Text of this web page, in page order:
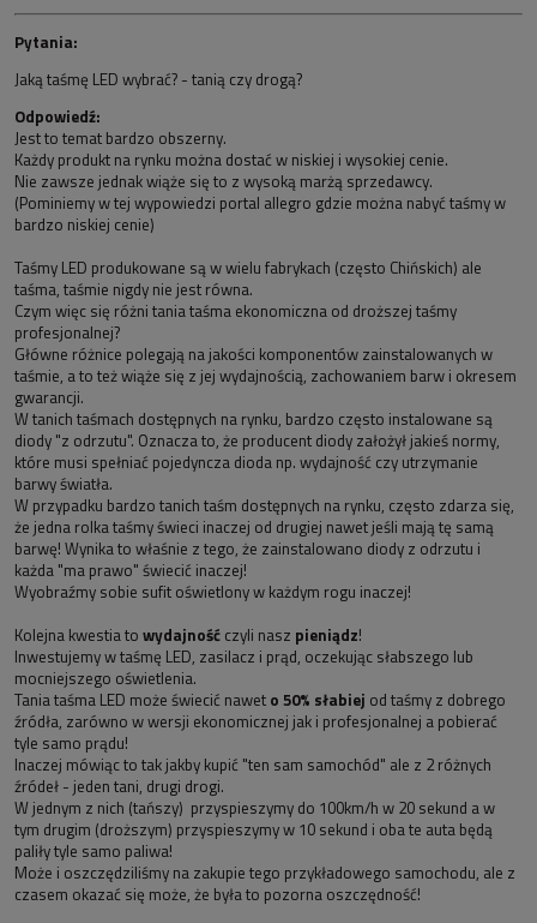
Pytania:
Jaką taśmę LED wybrać? - tanią czy drogą?
Odpowiedź:
Jest to temat bardzo obszerny.
Każdy produkt na rynku można dostać w niskiej i wysokiej cenie.
Nie zawsze jednak wiąże się to z wysoką marżą sprzedawcy.
(Pominiemy w tej wypowiedzi portal allegro gdzie można nabyć taśmy w
bardzo niskiej cenie)
Taśmy LED produkowane są w wielu fabrykach (często Chińskich) ale
taśma, taśmie nigdy nie jest równa.
Czym więc się różni tania taśma ekonomiczna od droższej taśmy
profesjonalnej?
Główne różnice polegają na jakości komponentów zainstalowanych w
taśmie, a to też wiąże się z jej wydajnością, zachowaniem barw i okresem
gwarancji.
W tanich taśmach dostępnych na rynku, bardzo często instalowane są
diody "z odrzutu". Oznacza to, że producent diody założył jakieś normy,
które musi spełniać pojedyncza dioda np. wydajność czy utrzymanie
barwy światła.
W przypadku bardzo tanich taśm dostępnych na rynku, często zdarza się,
że jedna rolka taśmy świeci inaczej od drugiej nawet jeśli mają tę samą
barwę! Wynika to właśnie z tego, że zainstalowano diody z odrzutu i
każda "ma prawo" świecić inaczej!
Wyobraźmy sobie sufit oświetlony w każdym rogu inaczej!
Kolejna kwestia to wydajność czyli nasz pieniądz!
Inwestujemy w taśmę LED, zasilacz i prąd, oczekując słabszego lub
mocniejszego oświetlenia.
Tania taśma LED może świecić nawet o 50% słabiej od taśmy z dobrego
źródła, zarówno w wersji ekonomicznej jak i profesjonalnej a pobierać
tyle samo prądu!
Inaczej mówiąc to tak jakby kupić "ten sam samochód" ale z 2 różnych
źródeł - jeden tani, drugi drogi.
W jednym z nich (tańszy) przyspieszymy do 100km/h w 20 sekund a w
tym drugim (droższym) przyspieszymy w 10 sekund i oba te auta będą
paliły tyle samo paliwa!
Może i oszczędziliśmy na zakupie tego przykładowego samochodu, ale z
czasem okazać się może, że była to pozorna oszczędność!